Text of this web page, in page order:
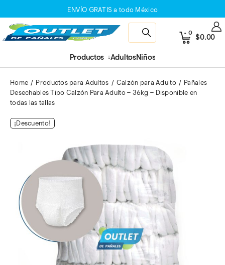
ENVÍO GRATIS a todo México
$0.00
0
Productos AdultosNiños
Home Productos para Adultos Calzón para Adulto
Pañales
Desechables Tipo Calzón Para Adulto – 36kg – Disponible en
todas las tallas
¡Descuento!